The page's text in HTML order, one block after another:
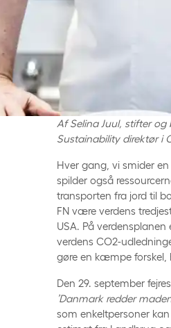
Af Selina Juul, stifter
Sustainability direktør i
Hver gang, vi smider
spilder også
transporten fra jord til
FN være verdens
USA. På
verdens CO2-
gøre en kæmpe
Den 29. september
’Danmark redder
som enkeltpersoner